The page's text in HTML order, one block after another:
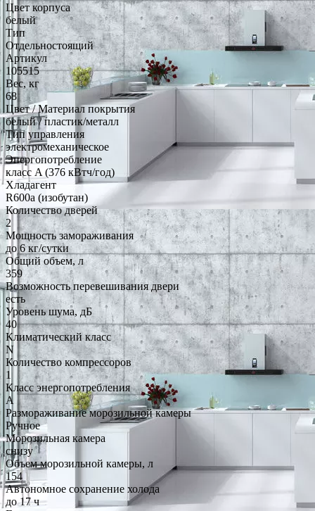
Цвет корпуса
белый
Тип
Отдельностоящий
Артикул
105515
Вес, кг
68
Цвет / Материал покрытия
белый / пластик/металл
Тип управления
электромеханическое
Энергопотребление
класс A (376 кВтч/год)
Хладагент
R600a (изобутан)
Количество дверей
2
Мощность замораживания
до 6 кг/cутки
Общий объем, л
359
Возможность перевешивания двери
есть
Уровень шума, дБ
40
Климатический класс
N
Количество компрессоров
1
Класс энергопотребления
A
Размораживание морозильной камеры
Ручное
Морозильная камера
снизу
Объем морозильной камеры, л
154
Автономное сохранение холода
до 17 ч